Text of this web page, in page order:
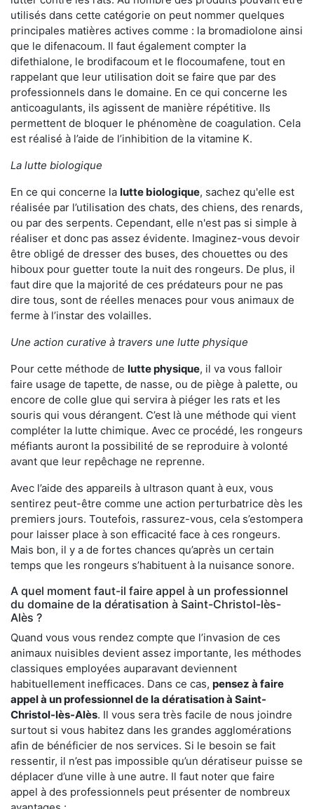
utilisés dans cette catégorie on peut nommer quelques
principales matières actives comme : la bromadiolone ainsi
que le difenacoum. Il faut également compter la
difethialone, le brodifacoum et le flocoumafene, tout en
rappelant que leur utilisation doit se faire que par des
professionnels dans le domaine. En ce qui concerne les
anticoagulants, ils agissent de manière répétitive. Ils
permettent de bloquer le phénomène de coagulation. Cela
est réalisé à l’aide de l’inhibition de la vitamine K.
La lutte biologique
En ce qui concerne la lutte biologique, sachez qu'elle est
réalisée par l’utilisation des chats, des chiens, des renards,
ou par des serpents. Cependant, elle n'est pas si simple à
réaliser et donc pas assez évidente. Imaginez-vous devoir
être obligé de dresser des buses, des chouettes ou des
hiboux pour guetter toute la nuit des rongeurs. De plus, il
faut dire que la majorité de ces prédateurs pour ne pas
dire tous, sont de réelles menaces pour vous animaux de
ferme à l’instar des volailles.
Une action curative à travers une lutte physique
Pour cette méthode de lutte physique, il va vous falloir
faire usage de tapette, de nasse, ou de piège à palette, ou
encore de colle glue qui servira à piéger les rats et les
souris qui vous dérangent. C’est là une méthode qui vient
compléter la lutte chimique. Avec ce procédé, les rongeurs
méfiants auront la possibilité de se reproduire à volonté
avant que leur repêchage ne reprenne.
Avec l’aide des appareils à ultrason quant à eux, vous
sentirez peut-être comme une action perturbatrice dès les
premiers jours. Toutefois, rassurez-vous, cela s’estompera
pour laisser place à son efficacité face à ces rongeurs.
Mais bon, il y a de fortes chances qu’après un certain
temps que les rongeurs s’habituent à la nuisance sonore.
A quel moment faut-il faire appel à un professionnel
du domaine de la dératisation à Saint-Christol-lès-
Alès ?
Quand vous vous rendez compte que l’invasion de ces
animaux nuisibles devient assez importante, les méthodes
classiques employées auparavant deviennent
habituellement inefficaces. Dans ce cas, pensez à faire
appel à un professionnel de la dératisation à Saint-
Christol-lès-Alès. Il vous sera très facile de nous joindre
surtout si vous habitez dans les grandes agglomérations
afin de bénéficier de nos services. Si le besoin se fait
ressentir, il n’est pas impossible qu’un dératiseur puisse se
déplacer d’une ville à une autre. Il faut noter que faire
appel à des professionnels peut présenter de nombreux